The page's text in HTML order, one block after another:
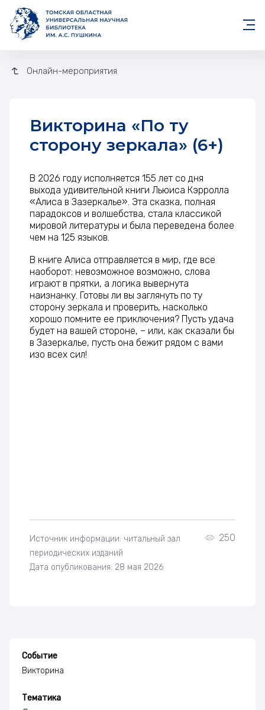
Онлайн-мероприятия
Викторина «По ту
сторону зеркала» (6+)
В 2026 году исполняется 155 лет со дня
выхода удивительной книги Льюиса Кэрролла
«Алиса в Зазеркалье». Эта сказка, полная
парадоксов и волшебства, стала классикой
мировой литературы и была переведена более
чем на 125 языков.
В книге Алиса отправляется в мир, где все
наоборот: невозможное возможно, слова
играют в прятки, а логика вывернута
наизнанку. Готовы ли вы заглянуть по ту
сторону зеркала и проверить, насколько
хорошо помните ее приключения? Пусть удача
будет на вашей стороне, – или, как сказали бы
в Зазеркалье, пусть она бежит рядом с вами
изо всех сил!
250
Источник информации: читальный зал
периодических изданий
Дата опубликования: 28 мая 2026
Событие
Викторина
Тематика